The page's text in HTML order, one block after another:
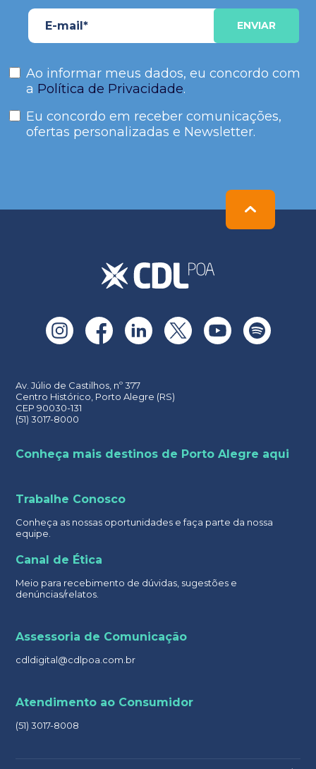
Ao informar meus dados, eu concordo com
a Política de Privacidade.
Eu concordo em receber comunicações,
ofertas personalizadas e Newsletter.
field
Av. Júlio de Castilhos, nº 377
Centro Histórico, Porto Alegre (RS)
CEP 90030-131
(51) 3017-8000
Conheça mais destinos de Porto Alegre aqui
Trabalhe Conosco
Conheça as nossas oportunidades e faça parte da nossa
equipe.
Canal de Ética
Meio para recebimento de dúvidas, sugestões e
denúncias/relatos.
Assessoria de Comunicação
cdldigital@cdlpoa.com.br
Atendimento ao Consumidor
(51) 3017-8008